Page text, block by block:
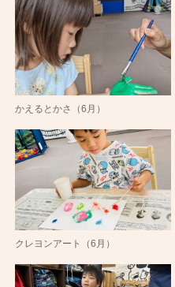
かえるとかさ（6月）
クレヨンアート（6月）